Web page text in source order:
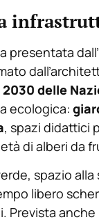
presentata dall’
2030 delle
ecologica:
, spazi didattici
di alberi da
spazio
libero
Prevista